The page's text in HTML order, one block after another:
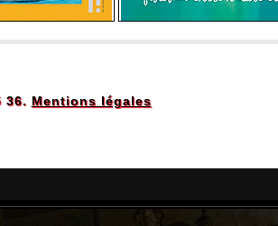
36. Mentions légales